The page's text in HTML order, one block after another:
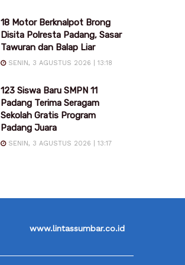
18 Motor Berknalpot Brong
Disita Polresta Padang, Sasar
Tawuran dan Balap Liar
SENIN, 3 AGUSTUS 2026 | 13:18
123 Siswa Baru SMPN 11
Padang Terima Seragam
Sekolah Gratis Program
Padang Juara
SENIN, 3 AGUSTUS 2026 | 13:17
www.lintassumbar.co.id